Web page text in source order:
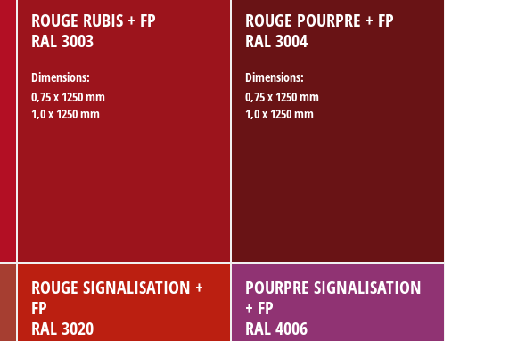
ROUGE RUBIS + FP
RAL 3003
Dimensions:
0,75 x 1250 mm
1,0 x 1250 mm
ROUGE POURPRE + FP
RAL 3004
Dimensions:
0,75 x 1250 mm
1,0 x 1250 mm
ROUGE SIGNALISATION +
FP
RAL 3020
POURPRE SIGNALISATION
+ FP
RAL 4006